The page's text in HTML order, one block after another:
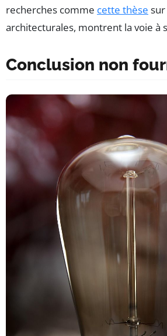
recherches comme cette thèse
architecturales, montrent la voie à
Conclusion non